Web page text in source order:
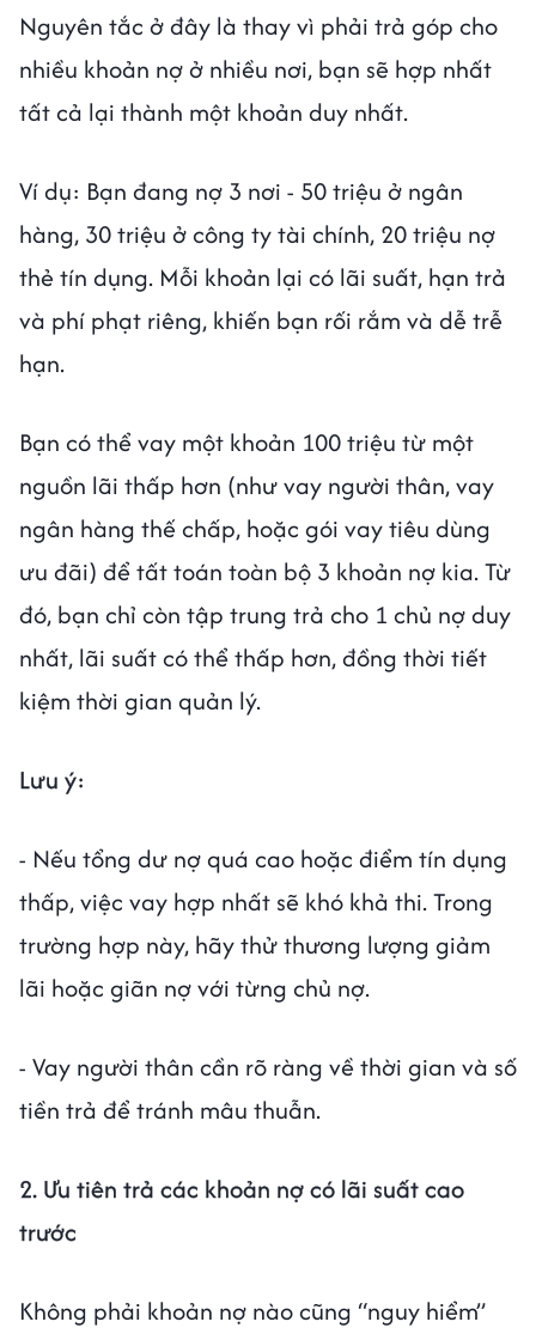
Nguyên tắc ở đây là thay vì phải trả góp cho
nhiều khoản nợ ở nhiều nơi, bạn sẽ hợp nhất
tất cả lại thành một khoản duy nhất.
Ví dụ: Bạn đang nợ 3 nơi - 50 triệu ở ngân
hàng, 30 triệu ở công ty tài chính, 20 triệu nợ
thẻ tín dụng. Mỗi khoản lại có lãi suất, hạn trả
và phí phạt riêng, khiến bạn rối rắm và dễ trễ
hạn.
Bạn có thể vay một khoản 100 triệu từ một
nguồn lãi thấp hơn (như vay người thân, vay
ngân hàng thế chấp, hoặc gói vay tiêu dùng
ưu đãi) để tất toán toàn bộ 3 khoản nợ kia. Từ
đó, bạn chỉ còn tập trung trả cho 1 chủ nợ duy
nhất, lãi suất có thể thấp hơn, đồng thời tiết
kiệm thời gian quản lý.
Lưu ý:
- Nếu tổng dư nợ quá cao hoặc điểm tín dụng
thấp, việc vay hợp nhất sẽ khó khả thi. Trong
trường hợp này, hãy thử thương lượng giảm
lãi hoặc giãn nợ với từng chủ nợ.
- Vay người thân cần rõ ràng về thời gian và số
tiền trả để tránh mâu thuẫn.
2. Ưu tiên trả các khoản nợ có lãi suất cao
trước
Không phải khoản nợ nào cũng “nguy hiểm”